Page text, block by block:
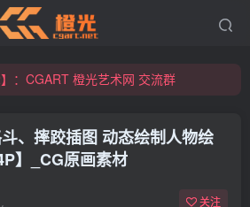
】：CGART 橙光艺术网 交流群
】：CGART 橙光艺术网 交流群
、摔跤插图 动态绘制人物绘
】_CG原画素材
关注